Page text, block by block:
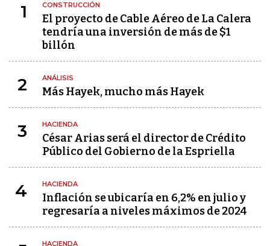
1 CONSTRUCCIÓN
El proyecto de Cable Aéreo de La Calera
tendría una inversión de más de $1
billón
2 ANÁLISIS
Más Hayek, mucho más Hayek
3 HACIENDA
César Arias será el director de Crédito
Público del Gobierno de la Espriella
4 HACIENDA
Inflación se ubicaría en 6,2% en julio y
regresaría a niveles máximos de 2024
HACIENDA